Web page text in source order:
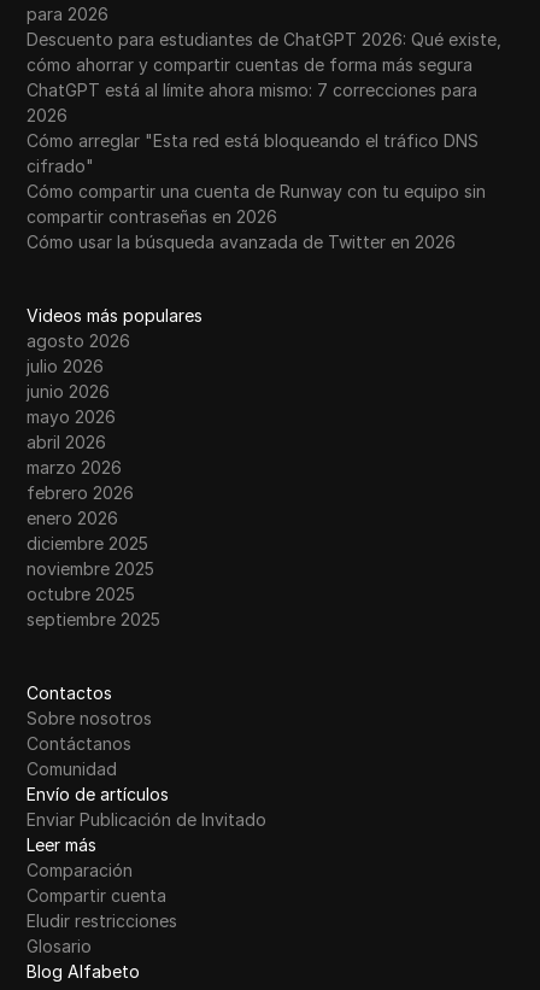
para 2026
Descuento para estudiantes de ChatGPT 2026: Qué existe,
cómo ahorrar y compartir cuentas de forma más segura
ChatGPT está al límite ahora mismo: 7 correcciones para
2026
Cómo arreglar "Esta red está bloqueando el tráfico DNS
cifrado"
Cómo compartir una cuenta de Runway con tu equipo sin
compartir contraseñas en 2026
Cómo usar la búsqueda avanzada de Twitter en 2026
Videos más populares
agosto 2026
julio 2026
junio 2026
mayo 2026
abril 2026
marzo 2026
febrero 2026
enero 2026
diciembre 2025
noviembre 2025
octubre 2025
septiembre 2025
Contactos
Sobre nosotros
Contáctanos
Comunidad
Envío de artículos
Enviar Publicación de Invitado
Leer más
Comparación
Compartir cuenta
Eludir restricciones
Glosario
Blog Alfabeto